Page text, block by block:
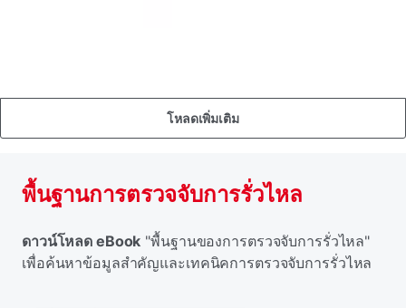
โหลดเพิ่มเติม
พื้นฐานการตรวจจับการรั่วไหล
ดาวน์โหลด eBook "พื้นฐานของการตรวจจับการรั่วไหล"
เพื่อค้นหาข้อมูลสําคัญและเทคนิคการตรวจจับการรั่วไหล